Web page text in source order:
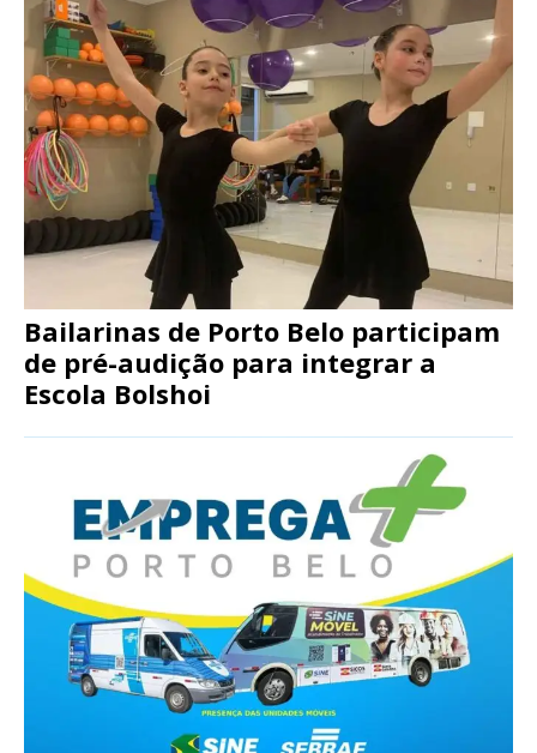
Bailarinas de Porto Belo participam
de pré-audição para integrar a
Escola Bolshoi